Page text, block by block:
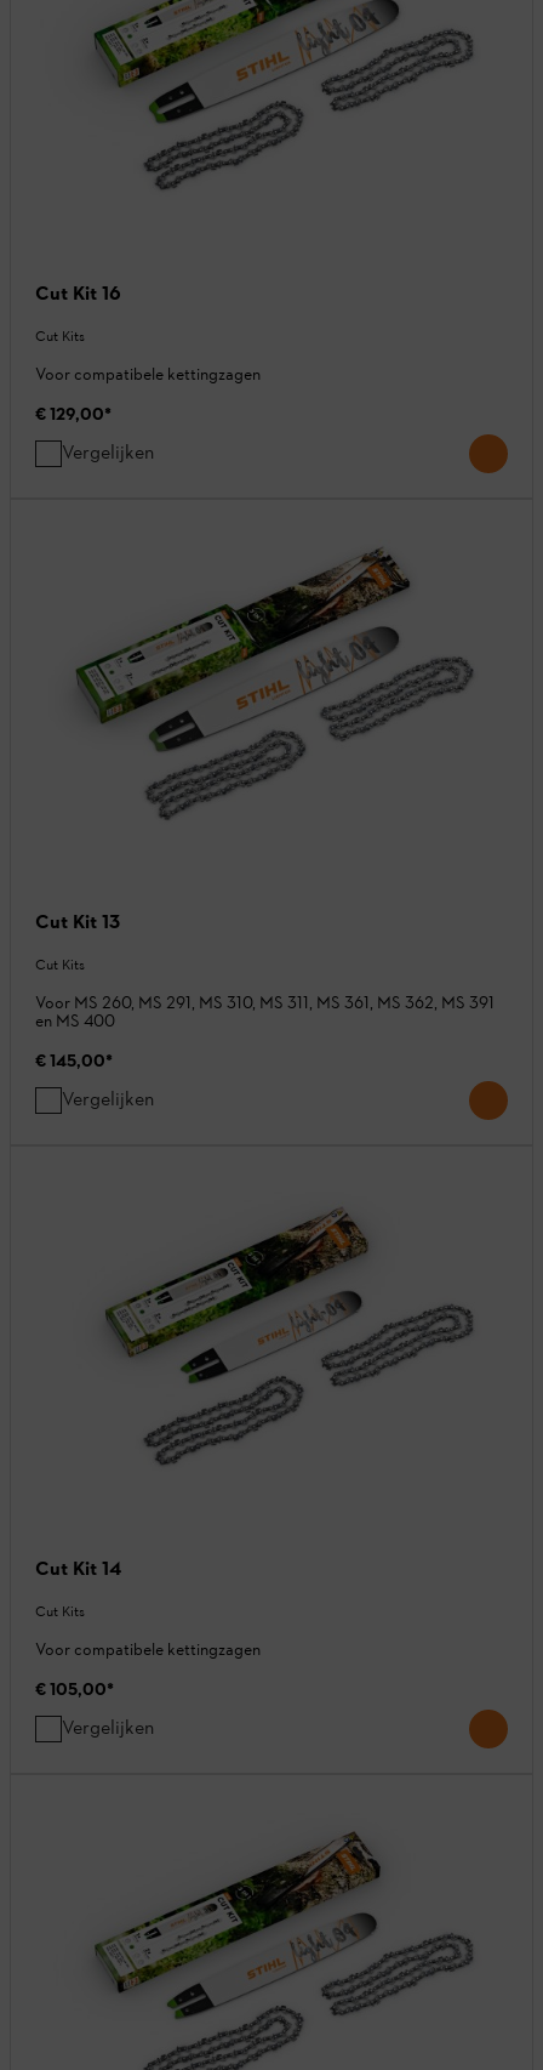
Cut Kit 16
Cut Kits
Voor compatibele kettingzagen
€ 129,00*
Vergelijken
Cut Kit 13
Cut Kits
Voor MS 260, MS 291, MS 310, MS 311, MS 361, MS 362, MS 391
en MS 400
€ 145,00*
Vergelijken
Cut Kit 14
Cut Kits
Voor compatibele kettingzagen
€ 105,00*
Vergelijken